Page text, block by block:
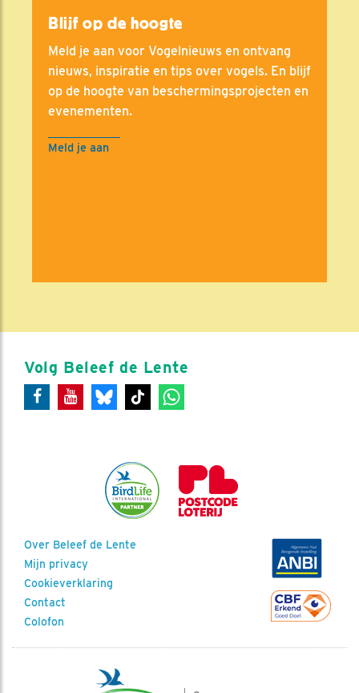
Blijf op de hoogte
Meld je aan voor Vogelnieuws en ontvang
nieuws, inspiratie en tips over vogels. En blijf
op de hoogte van beschermingsprojecten en
evenementen.
Meld je aan
Volg Beleef de Lente
Over Beleef de Lente
Mijn privacy
Cookieverklaring
Contact
Colofon